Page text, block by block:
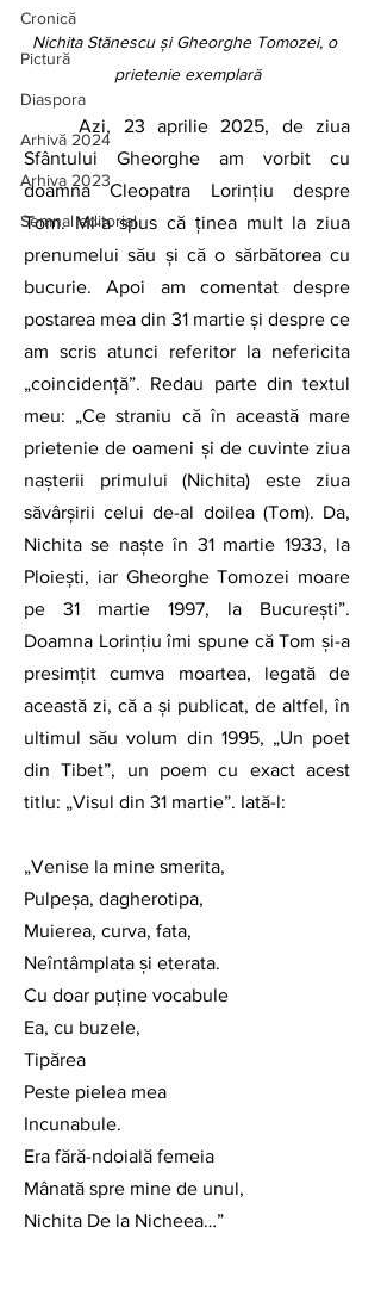
Cronică
Pictură
Diaspora
Arhivă 2024
Arhiva 2023
Semnal editorial
Nichita Stănescu și Gheorghe Tomozei, o
prietenie exemplară
	Azi, 23 aprilie 2025, de ziua
Sfântului Gheorghe am vorbit cu
doamna Cleopatra Lorințiu despre
Tom. Mi-a spus că ținea mult la ziua
prenumelui său și că o sărbătorea cu
bucurie. Apoi am comentat despre
postarea mea din 31 martie și despre ce
am scris atunci referitor la nefericita
„coincidență”. Redau parte din textul
meu: „Ce straniu că în această mare
prietenie de oameni și de cuvinte ziua
nașterii primului (Nichita) este ziua
săvârșirii celui de-al doilea (Tom). Da,
Nichita se naște în 31 martie 1933, la
Ploiești, iar Gheorghe Tomozei moare
pe 31 martie 1997, la București”.
Doamna Lorințiu îmi spune că Tom și-a
presimțit cumva moartea, legată de
această zi, că a și publicat, de altfel, în
ultimul său volum din 1995, „Un poet
din Tibet”, un poem cu exact acest
titlu: „Visul din 31 martie”. Iată-l:
„Venise la mine smerita,
Pulpeşa, dagherotipa,
Muierea, curva, fata,
Neîntâmplata şi eterata.
Cu doar puţine vocabule
Ea, cu buzele,
Tipărea
Peste pielea mea
Incunabule.
Era fără-ndoială femeia
Mânată spre mine de unul,
Nichita De la Nicheea…”